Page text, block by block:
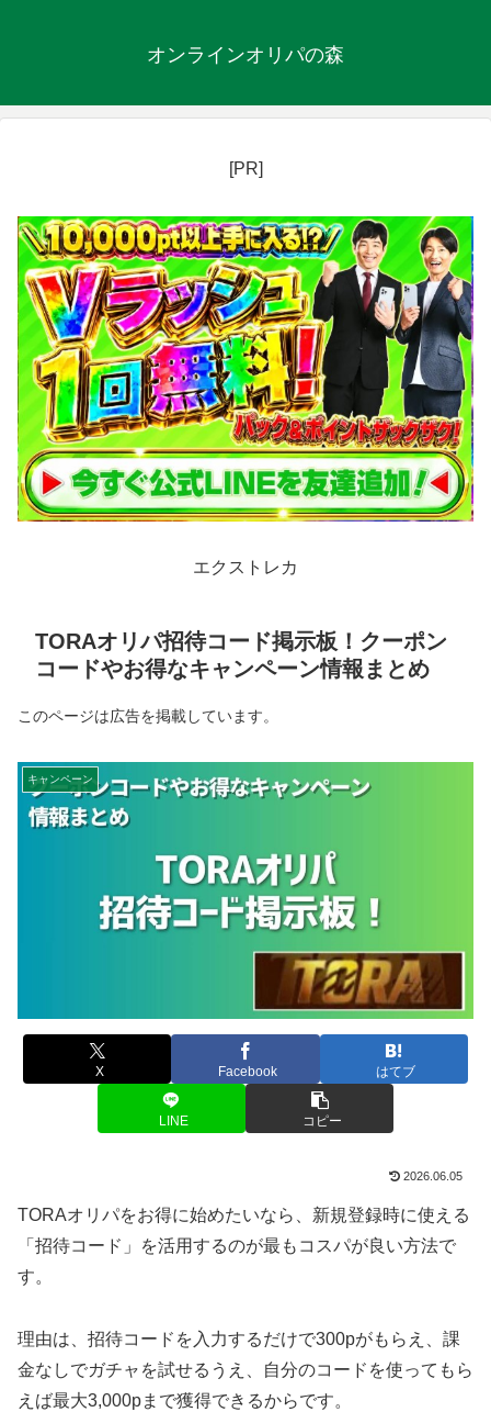
オンラインオリパの森
[PR]
エクストレカ
TORAオリパ招待コード掲示板！クーポン
コードやお得なキャンペーン情報まとめ
このページは広告を掲載しています。
キャンペーン
X Facebook はてブ
LINE コピー
2026.06.05
TORAオリパをお得に始めたいなら、新規登録時に使える
「招待コード」を活用するのが最もコスパが良い方法で
す。
理由は、招待コードを入力するだけで300pがもらえ、課
金なしでガチャを試せるうえ、自分のコードを使ってもら
えば最大3,000pまで獲得できるからです。